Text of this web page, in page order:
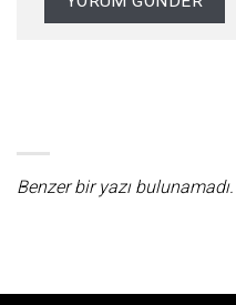
Benzer bir yazı bulunamadı.